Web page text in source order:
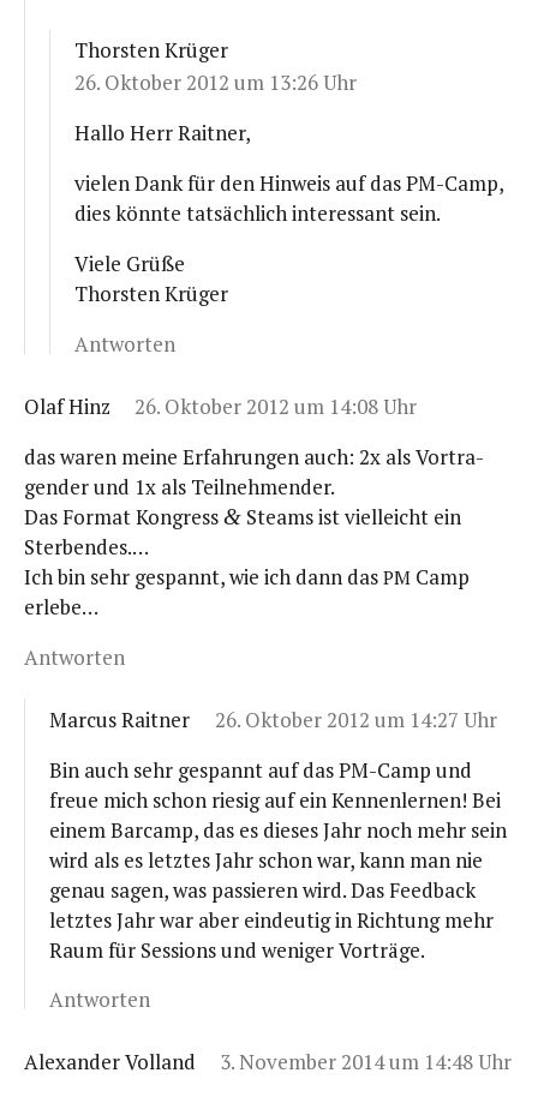
Thorsten Krüger
26. Oktober 2012 um 13:26 Uhr
Hal­lo Herr Raitner,
vie­len Dank für den Hin­weis auf das PM-Camp,
dies könn­te tat­säch­lich inter­es­sant sein.
Vie­le Grüße
Thors­ten Krüger
Antworten
Olaf Hinz
26. Oktober 2012 um 14:08 Uhr
das waren mei­ne Erfah­run­gen auch: 2x als Vor­tra­
gen­der und 1x als Teilnehmender.
Das For­mat Kon­gress& Steams ist viel­leicht ein
Sterbendes.…
Ich bin sehr gespannt, wie ich dann das PM Camp
erlebe…
Antworten
Marcus Raitner
26. Oktober 2012 um 14:27 Uhr
Bin auch sehr gespannt auf das PM-Camp und
freue mich schon rie­sig auf ein Ken­nen­ler­nen! Bei
einem Bar­camp, das es die­ses Jahr noch mehr sein
wird als es letz­tes Jahr schon war, kann man nie
genau sagen, was pas­sie­ren wird. Das Feed­back
letz­tes Jahr war aber ein­deu­tig in Rich­tung mehr
Raum für Ses­si­ons und weni­ger Vorträge.
Antworten
Alexander Volland
3. November 2014 um 14:48 Uhr